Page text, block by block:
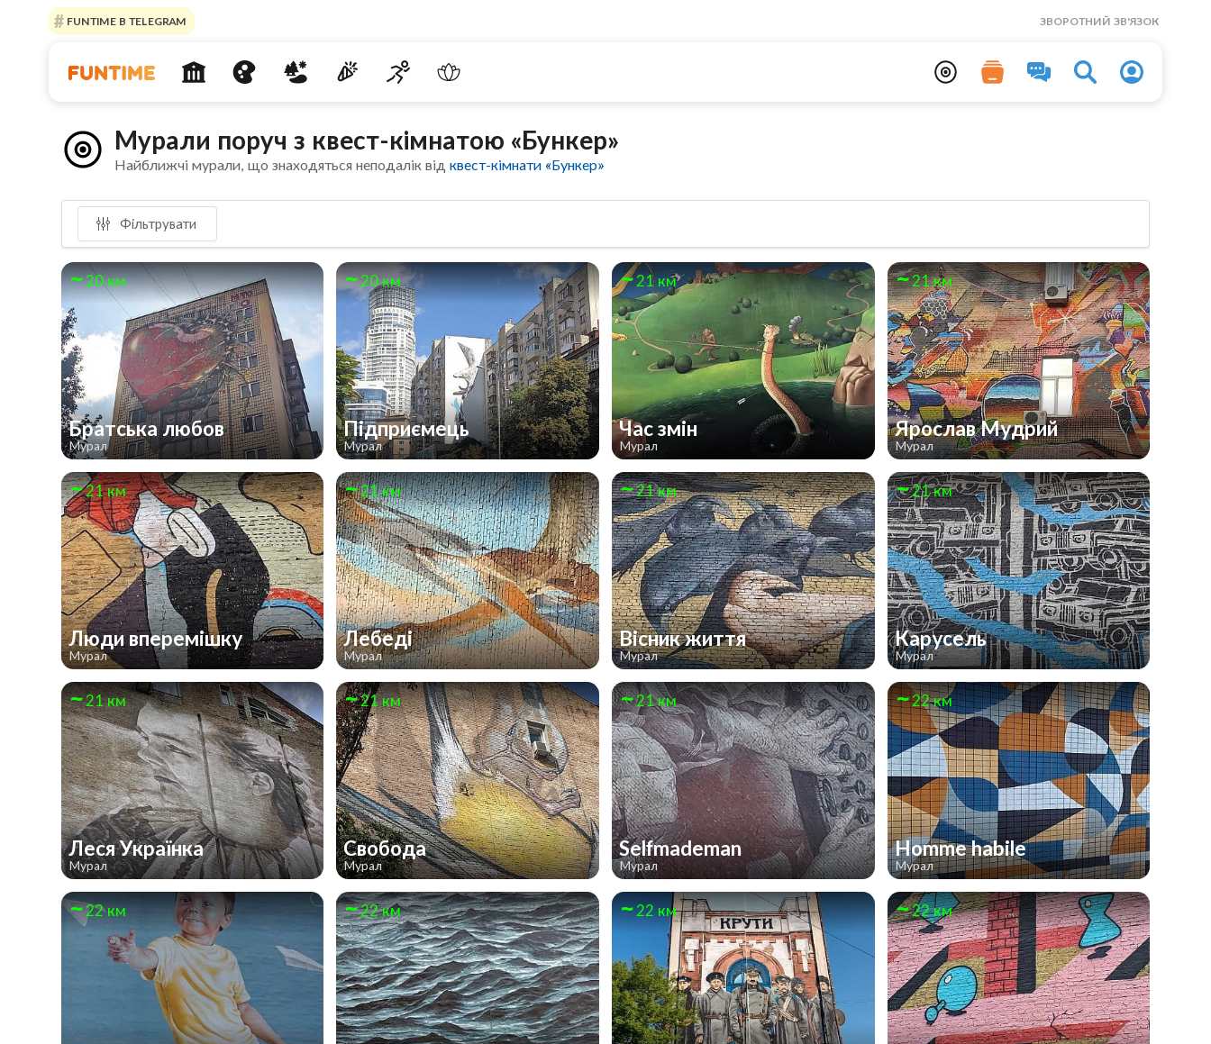
FUNTIME В TELEGRAM ЗВОРОТНИЙ ЗВ'ЯЗОК
Мурали поруч з квест-кімнатою «Бункер»
Найближчі мурали, що знаходяться неподалік відквест-кімнати «Бункер»
Фільтрувати
20 км
Братська любов
Мурал
20 км
Підприємець
Мурал
21 км
Час змін
Мурал
21 км
Ярослав Мудрий
Мурал
21 км
Люди вперемішку
Мурал
21 км
Лебеді
Мурал
21 км
Вісник життя
Мурал
21 км
Карусель
Мурал
21 км
Леся Українка
Мурал
21 км
Свобода
Мурал
21 км
Selfmademan
Мурал
22 км
Homme habile
Мурал
22 км 22 км 22 км 22 км